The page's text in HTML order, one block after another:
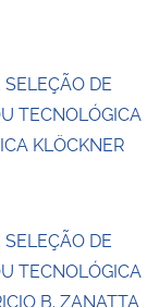
DE
TECNOLÓGICA
KLÖCKNER
DE
TECNOLÓGICA
B. ZANATTA